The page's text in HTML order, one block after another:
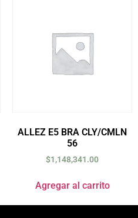
ALLEZ E5 BRA CLY/CMLN
56
$1,148,341.00
Agregar al carrito